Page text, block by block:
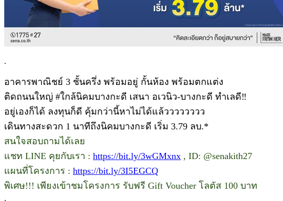
.
อาคารพาณิชย์ 3 ชั้นครึ่ง พร้อมอยู่ กั้นห้อง พร้อมตกแต่ง
ติดถนนใหญ่ #ใกล้นิคมบางกะดี เสนา อเวนิว-บางกะดี ทำเลดี‼
อยู่เองก็ได้ ลงทุนก็ดี คุ้มกว่านี้หาไม่ได้แล้วววววววว
เดินทางสะดวก 1 นาทีถึงนิคมบางกะดี เริ่ม 3.79 ลบ.*
สนใจสอบถามได้เลย
แชท LINE คุยกับเรา : https://bit.ly/3wGMxnx , ID: @senakith27
แผนที่โครงการ : https://bit.ly/3I5EGCQ
พิเศษ!!! เพียงเข้าชมโครงการ รับฟรี Gift Voucher โลตัส 100 บาท
.